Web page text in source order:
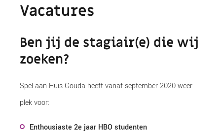
Vacatures
Ben jij de stagiair(e) die wij
zoeken?
Spel aan Huis Gouda heeft vanaf september 2020 weer
plek voor:
Enthousiaste 2e jaar HBO studenten